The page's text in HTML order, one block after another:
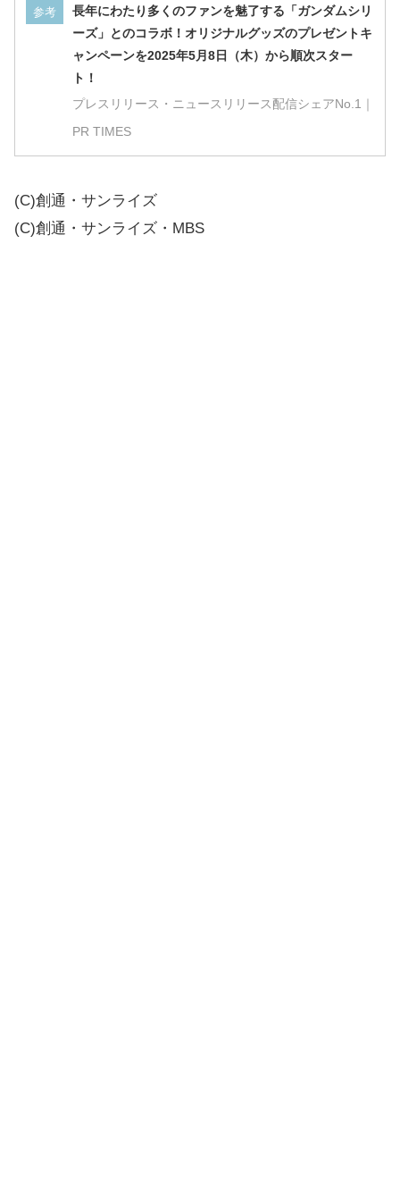
参考
長年にわたり多くのファンを魅了する「ガンダムシリ
ーズ」とのコラボ！オリジナルグッズのプレゼントキ
ャンペーンを2025年5月8日（木）から順次スター
ト！
プレスリリース・ニュースリリース配信シェアNo.1｜
PR TIMES
(C)創通・サンライズ
(C)創通・サンライズ・MBS